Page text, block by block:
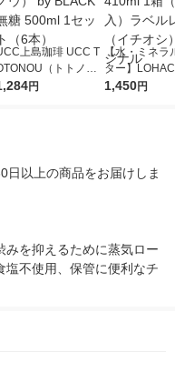
上島珈琲 UCC T
（トトノ
） by BLACK無糖 5
円
【水・ミネラ
ター】
r 410ml 1箱（
1,450円
日以上の商品をお届けしま
みを抑えるために蒸気ロー
塩不使用、保管に便利なチ